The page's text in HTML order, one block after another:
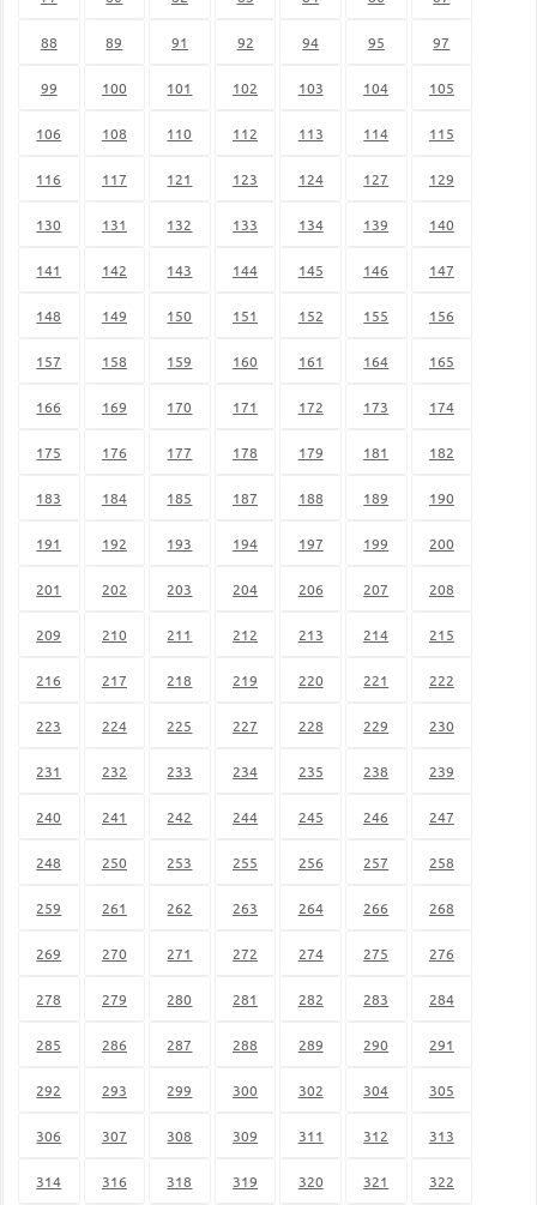
88 89 91 92 94 95 97
99 100 101 102 103 104 105
106 108 110 112 113 114 115
116 117 121 123 124 127 129
130 131 132 133 134 139 140
141 142 143 144 145 146 147
148 149 150 151 152 155 156
157 158 159 160 161 164 165
166 169 170 171 172 173 174
175 176 177 178 179 181 182
183 184 185 187 188 189 190
191 192 193 194 197 199 200
201 202 203 204 206 207 208
209 210 211 212 213 214 215
216 217 218 219 220 221 222
223 224 225 227 228 229 230
231 232 233 234 235 238 239
240 241 242 244 245 246 247
248 250 253 255 256 257 258
259 261 262 263 264 266 268
269 270 271 272 274 275 276
278 279 280 281 282 283 284
285 286 287 288 289 290 291
292 293 299 300 302 304 305
306 307 308 309 311 312 313
314 316 318 319 320 321 322